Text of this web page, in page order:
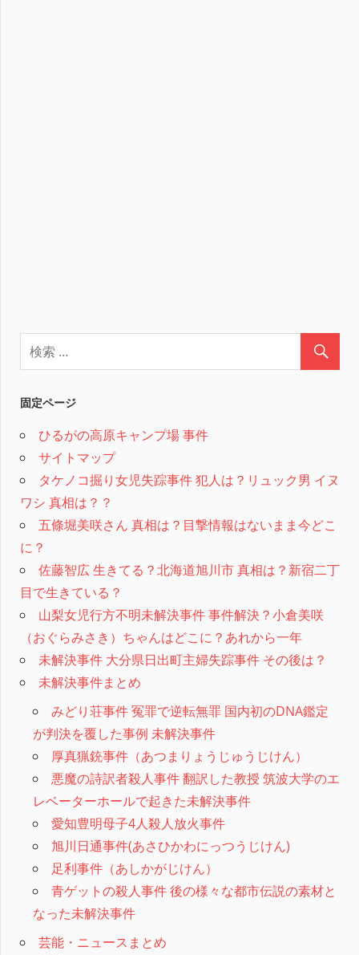
固定ページ
ひるがの高原キャンプ場 事件
サイトマップ
タケノコ掘り女児失踪事件 犯人は？リュック男 イヌ
ワシ 真相は？？
五條堀美咲さん 真相は？目撃情報はないまま今どこ
に？
佐藤智広 生きてる？北海道旭川市 真相は？新宿二丁
目で生きている？
山梨女児行方不明未解決事件 事件解決？小倉美咲
（おぐらみさき）ちゃんはどこに？あれから一年
未解決事件 大分県日出町主婦失踪事件 その後は？
未解決事件まとめ
みどり荘事件 冤罪で逆転無罪 国内初のDNA鑑定
が判決を覆した事例 未解決事件
厚真猟銃事件（あつまりょうじゅうじけん）
悪魔の詩訳者殺人事件 翻訳した教授 筑波大学のエ
レベーターホールで起きた未解決事件
愛知豊明母子4人殺人放火事件
旭川日通事件(あさひかわにっつうじけん)
足利事件（あしかがじけん）
青ゲットの殺人事件 後の様々な都市伝説の素材と
なった未解決事件
芸能・ニュースまとめ